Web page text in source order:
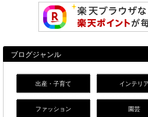
ブログジャンル
出産・子育て インテリア
ファッション 園芸